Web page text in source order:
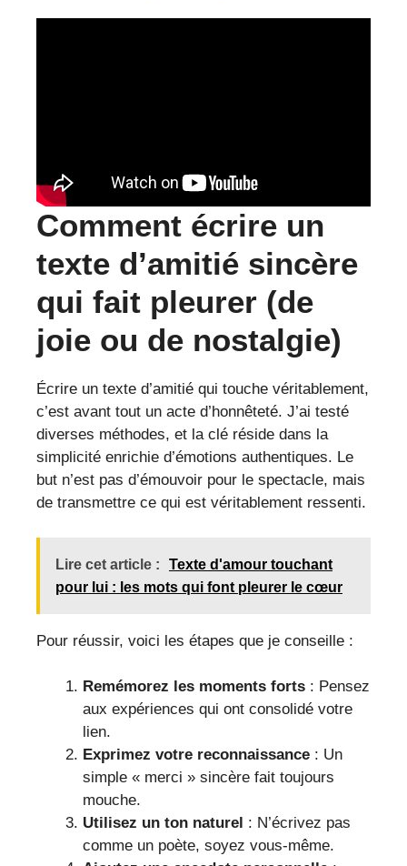
Comment écrire un
texte d’amitié sincère
qui fait pleurer (de
joie ou de nostalgie)
Écrire un texte d’amitié qui touche véritablement,
c’est avant tout un acte d’honnêteté. J’ai testé
diverses méthodes, et la clé réside dans la
simplicité enrichie d’émotions authentiques. Le
but n’est pas d’émouvoir pour le spectacle, mais
de transmettre ce qui est véritablement ressenti.
Lire cet article :
Texte d'amour touchant
pour lui : les mots qui font pleurer le cœur
Pour réussir, voici les étapes que je conseille :
Remémorez les moments forts : Pensez
aux expériences qui ont consolidé votre
lien.
Exprimez votre reconnaissance : Un
simple « merci » sincère fait toujours
mouche.
Utilisez un ton naturel : N’écrivez pas
comme un poète, soyez vous-même.